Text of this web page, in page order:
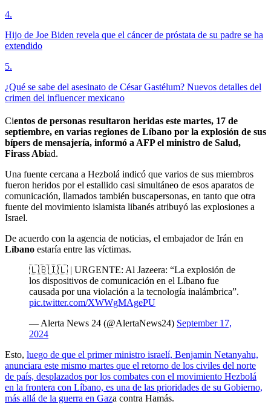
4.
Hijo de Joe Biden revela que el cáncer de próstata de su padre se ha
extendido
5.
¿Qué se sabe del asesinato de César Gastélum? Nuevos detalles del
crimen del influencer mexicano
Cientos de personas resultaron heridas este martes, 17 de
septiembre, en varias regiones de Líbano por la explosión de sus
bípers de mensajería, informó a AFP el ministro de Salud,
Firass Abiad.
Una fuente cercana a Hezbolá indicó que varios de sus miembros
fueron heridos por el estallido casi simultáneo de esos aparatos de
comunicación, llamados también buscapersonas, en tanto que otra
fuente del movimiento islamista libanés atribuyó las explosiones a
Israel.
De acuerdo con la agencia de noticias, el embajador de Irán en
Líbano estaría entre las víctimas.
🇱🇧🇮🇱 | URGENTE: Al Jazeera: “La explosión de
los dispositivos de comunicación en el Líbano fue
causada por una violación a la tecnología inalámbrica”.
pic.twitter.com/XWWgMAgePU
— Alerta News 24 (@AlertaNews24) September 17,
2024
Esto, luego de que el primer ministro israelí, Benjamin Netanyahu,
anunciara este mismo martes que el retorno de los civiles del norte
de país, desplazados por los combates con el movimiento Hezbolá
en la frontera con Líbano, es una de las prioridades de su Gobierno,
más allá de la guerra en Gaza contra Hamás.